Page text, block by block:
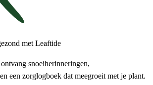
met Leaftide
snoeiherinneringen,
een zorglogboek dat meegroeit met je plant.